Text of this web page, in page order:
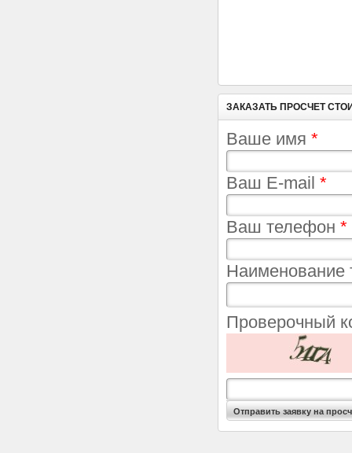
ЗАКАЗАТЬ ПРОСЧЕТ
Ваше имя *
Ваш E-mail *
Ваш телефон *
Наименование
Проверочный